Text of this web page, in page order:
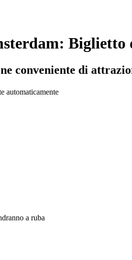
Biglietto
conveniente di
automaticamente
a ruba